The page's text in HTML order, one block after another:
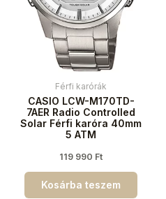
Férfi karórák
CASIO LCW-M170TD-
7AER Radio Controlled
Solar Férfi karóra 40mm
5 ATM
119 990 Ft
Kosárba teszem